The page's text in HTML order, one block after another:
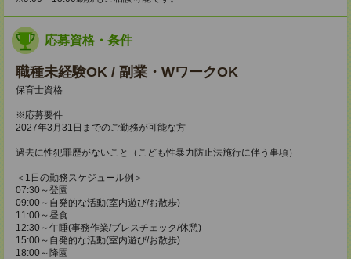
応募資格・条件
職種未経験OK / 副業・WワークOK
保育士資格
※応募要件
2027年3月31日までのご勤務が可能な方
過去に性犯罪歴がないこと（こども性暴力防止法施行に伴う事項）
＜1日の勤務スケジュール例＞
07:30～登園
09:00～自発的な活動(室内遊び/お散歩)
11:00～昼食
12:30～午睡(事務作業/ブレスチェック/休憩)
15:00～自発的な活動(室内遊び/お散歩)
18:00～降園